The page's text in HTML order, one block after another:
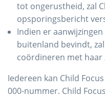
tot ongerustheid, zal
opsporingsbericht
Indien er
buitenland bevindt,
coördineren met haar
Iedereen kan Child
000-nummer. Child